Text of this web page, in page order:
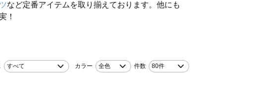
など定番アイテムを取り揃えております。他にも
！
すべて カラー 全色 件数 80件